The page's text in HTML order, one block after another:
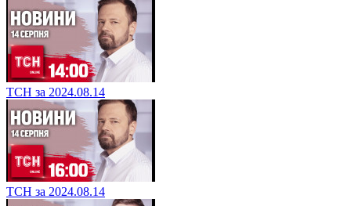
ТСН за 2024.08.14
ТСН за 2024.08.14